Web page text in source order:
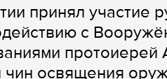
принял участие
с
протоиерей
освящения